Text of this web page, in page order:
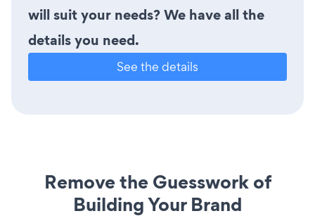
will suit your needs? We have all the
details you need.
See the details
Remove the Guesswork of
Building Your Brand